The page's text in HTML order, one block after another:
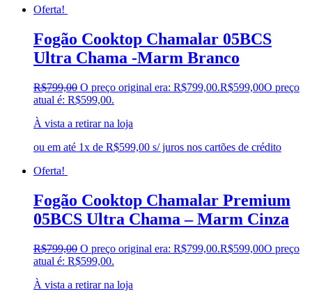
Monark
Montreal(0)
Mormaii(0)
Motorola(0)
Móveis Paraná(0)
Movemax(0)
MTA
(0)
Mueller(0)
Multilaser(0)
New Up
Notável(0)
Ortobom(0)
Ortosllep(0)
Otmo(0)
Pagolli(0)
Panelux(0)
Oferta!
Fogão Cooktop Chamalar 05BCS
Ultra Chama -Marm Branco
R$799,00 O preço original era: R$799,00.R$599,00O preço
atual é: R$599,00.
À vista a retirar na loja
ou em até 1x de R$599,00 s/ juros nos cartões de crédito
Oferta!
Fogão Cooktop Chamalar Premium
05BCS Ultra Chama – Marm Cinza
R$799,00 O preço original era: R$799,00.R$599,00O preço
atual é: R$599,00.
À vista a retirar na loja